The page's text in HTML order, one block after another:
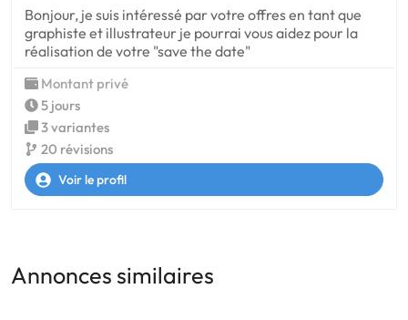
Bonjour, je suis intéressé par votre offres en tant que
graphiste et illustrateur je pourrai vous aidez pour la
réalisation de votre "save the date"
Montant privé
5 jours
3 variantes
20 révisions
Voir le profil
Annonces similaires